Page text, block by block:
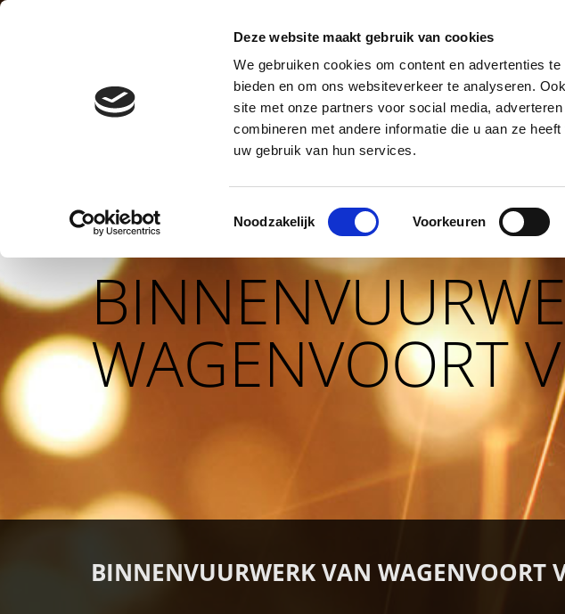
Deze website maakt gebruik van cookies
We gebruiken cookies om content en advertenties
bieden en om ons websiteverkeer te analyseren.
site met onze partners voor social media,
combineren met andere informatie die u aan ze
uw gebruik van hun services.
Toestemmingsselectie
Noodzakelijk Voorkeuren
WAGENVOORT VUURWERK
HOME VUURWERKSHOW BRUILOFTSVUURWERK
WAGENVOORT
BINNENVUURWERK VAN WAGENVOORT